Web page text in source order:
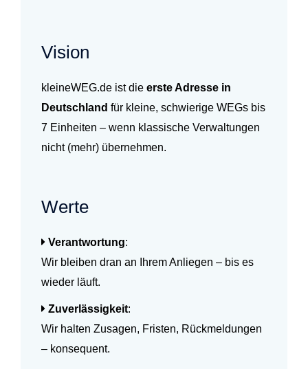
Vision
kleineWEG.de ist die erste Adresse in
Deutschland für kleine, schwierige WEGs bis
7 Einheiten – wenn klassische Verwaltungen
nicht (mehr) übernehmen.
Werte
Verantwortung:
Wir bleiben dran an Ihrem Anliegen – bis es
wieder läuft.
Zuverlässigkeit:
Wir halten Zusagen, Fristen, Rückmeldungen
– konsequent.